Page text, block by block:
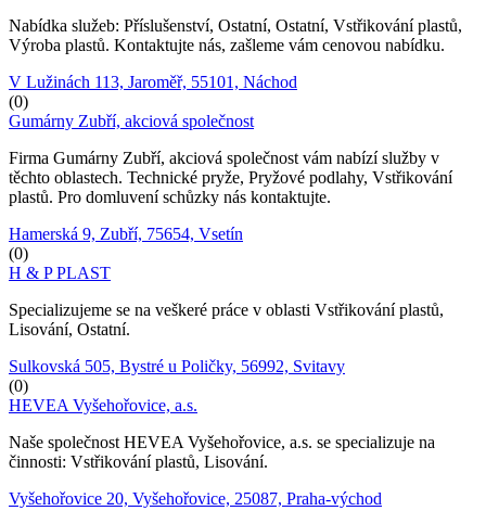
Nabídka služeb: Příslušenství, Ostatní, Ostatní, Vstřikování plastů,
Výroba plastů. Kontaktujte nás, zašleme vám cenovou nabídku.
V Lužinách 113, Jaroměř, 55101, Náchod
(0)
Gumárny Zubří, akciová společnost
Firma Gumárny Zubří, akciová společnost vám nabízí služby v
těchto oblastech. Technické pryže, Pryžové podlahy, Vstřikování
plastů. Pro domluvení schůzky nás kontaktujte.
Hamerská 9, Zubří, 75654, Vsetín
(0)
H & P PLAST
Specializujeme se na veškeré práce v oblasti Vstřikování plastů,
Lisování, Ostatní.
Sulkovská 505, Bystré u Poličky, 56992, Svitavy
(0)
HEVEA Vyšehořovice, a.s.
Naše společnost HEVEA Vyšehořovice, a.s. se specializuje na
činnosti: Vstřikování plastů, Lisování.
Vyšehořovice 20, Vyšehořovice, 25087, Praha-východ